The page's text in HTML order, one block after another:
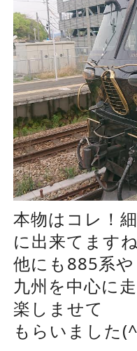
本物はコレ！
に出来てます
他にも885系
九州を中心に
楽しませて
もらいました